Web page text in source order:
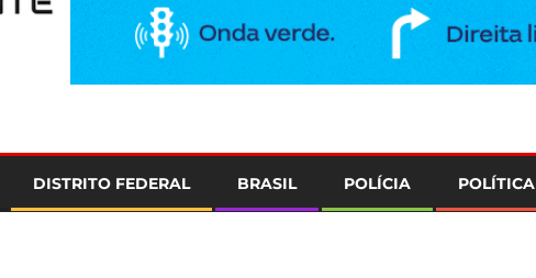
DISTRITO FEDERAL BRASIL POLÍCIA POLÍTICA